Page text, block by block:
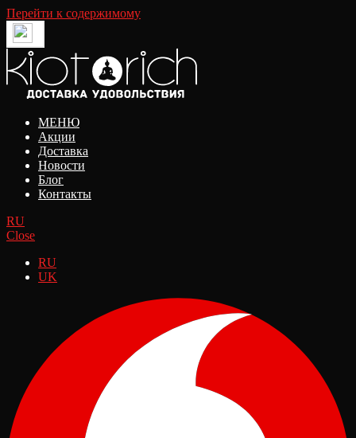
Перейти к содержимому
МЕНЮ
Акции
Доставка
Новости
Блог
Контакты
RU
Close
RU
UK